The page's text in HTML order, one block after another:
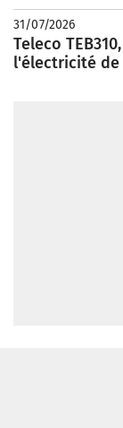
31/07/2026
Teleco
l'électricité de